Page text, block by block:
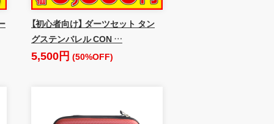
【初心者向け】 ダーツセット タン
グステンバレル CON …
5,500円 (50%OFF)